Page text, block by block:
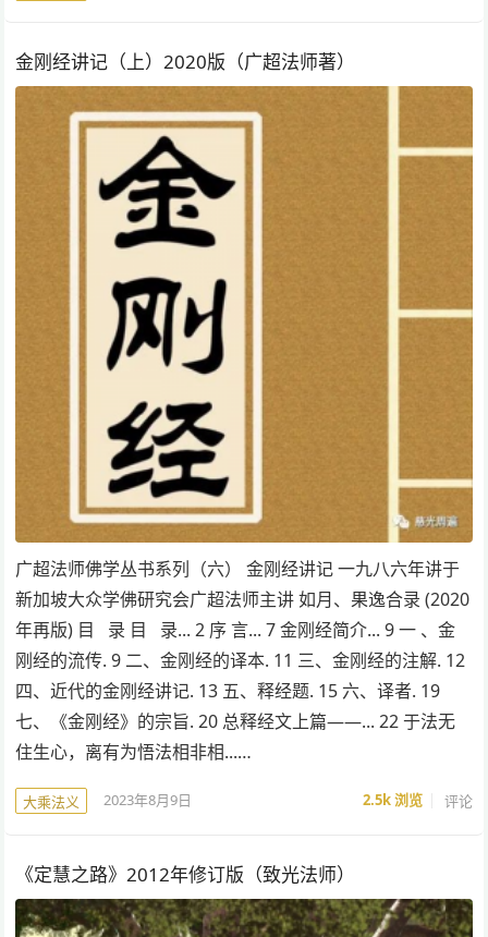
金刚经讲记（上）2020版（广超法师著）
广超法师佛学丛书系列（六） 金刚经讲记 一九八六年讲于
新加坡大众学佛研究会广超法师主讲 如月、果逸合录 (2020
年再版) 目 录 目 录... 2 序 言... 7 金刚经简介... 9 一 、金
刚经的流传. 9 二、金刚经的译本. 11 三、金刚经的注解. 12
四、近代的金刚经讲记. 13 五、释经题. 15 六、译者. 19
七、《金刚经》的宗旨. 20 总释经文上篇——... 22 于法无
住生心，离有为悟法相非相...…
大乘法义 2023年8月9日 2.5k浏览 评论
《定慧之路》2012年修订版（致光法师）